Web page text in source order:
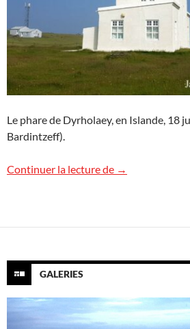
Le phare de Dyrholaey, en Islande, 18
Bardintzeff).
Continuer la lecture de Le phare de
→
GALERIES